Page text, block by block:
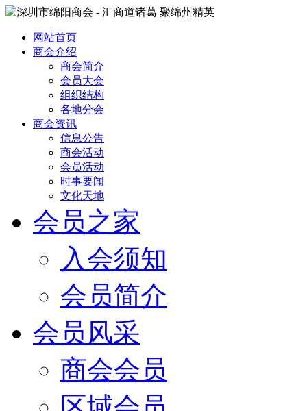
网站首页
商会介绍
商会简介
会员大会
组织结构
各地分会
商会资讯
信息公告
商会活动
会员活动
时事要闻
文化天地
会员之家
入会须知
会员简介
会员风采
商会会员